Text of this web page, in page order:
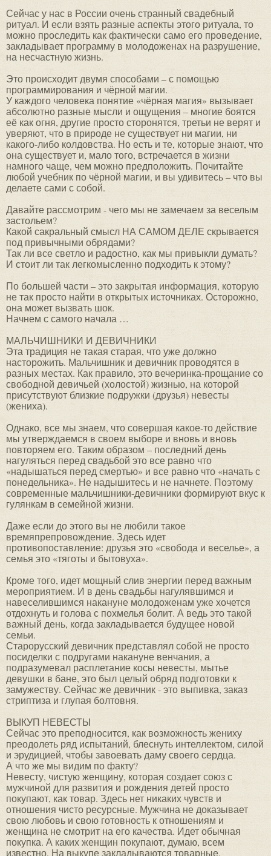
Сейчас у нас в России очень странный свадебный
ритуал. И если взять разные аспекты этого ритуала, то
можно проследить как фактически само его проведение,
закладывает программу в молодоженах на разрушение,
на несчастную жизнь.
Это происходит двумя способами – с помощью
программирования и чёрной магии.
У каждого человека понятие «чёрная магия» вызывает
абсолютно разные мысли и ощущения – многие боятся
её как огня, другие просто сторонятся, третьи не верят и
уверяют, что в природе не существует ни магии, ни
какого-либо колдовства. Но есть и те, которые знают, что
она существует и, мало того, встречается в жизни
намного чаще, чем можно предположить. Почитайте
любой учебник по чёрной магии, и вы удивитесь – что вы
делаете сами с собой.
Давайте рассмотрим - чего мы не замечаем за веселым
застольем?
Какой сакральный смысл НА САМОМ ДЕЛЕ скрывается
под привычными обрядами?
Так ли все светло и радостно, как мы привыкли думать?
И стоит ли так легкомысленно подходить к этому?
По большей части – это закрытая информация, которую
не так просто найти в открытых источниках. Осторожно,
она может вызвать шок.
Начнем с самого начала …
МАЛЬЧИШНИКИ И ДЕВИЧНИКИ
Эта традиция не такая старая, что уже должно
насторожить. Мальчишник и девичник проводятся в
разных местах. Как правило, это вечеринка-прощание со
свободной девичьей (холостой) жизнью, на которой
присутствуют близкие подружки (друзья) невесты
(жениха).
Однако, все мы знаем, что совершая какое-то действие
мы утверждаемся в своем выборе и вновь и вновь
повторяем его. Таким образом – последний день
нагуляться перед свадьбой это все равно что
«надышаться перед смертью» и все равно что «начать с
понедельника». Не надышитесь и не начнете. Поэтому
современные мальчишники-девичники формируют вкус к
гулянкам в семейной жизни.
Даже если до этого вы не любили такое
времяпрепровождение. Здесь идет
противопоставление: друзья это «свобода и веселье», а
семья это «тяготы и бытовуха».
Кроме того, идет мощный слив энергии перед важным
мероприятием. И в день свадьбы нагулявшимся и
навеселившимся накануне молодоженам уже хочется
отдохнуть и голова с похмелья болит. А ведь это такой
важный день, когда закладывается будущее новой
семьи.
Старорусский девичник представлял собой не просто
посиделки с подругами накануне венчания, а
подразумевал расплетание косы невесты, мытье
девушки в бане, это был целый обряд подготовки к
замужеству. Сейчас же девичник - это выпивка, заказ
стриптиза и глупая болтовня.
ВЫКУП НЕВЕСТЫ
Сейчас это преподносится, как возможность жениху
преодолеть ряд испытаний, блеснуть интеллектом, силой
и эрудицией, чтобы завоевать даму своего сердца.
А что же мы видим по факту?
Невесту, чистую женщину, которая создает союз с
мужчиной для развития и рождения детей просто
покупают, как товар. Здесь нет никаких чувств и
отношения чисто ресурсные. Мужчина не доказывает
свою любовь и свою готовность к отношениям и
женщина не смотрит на его качества. Идет обычная
покупка. А каких женщин покупают, думаю, всем
известно. На выкупе закладываются товарные,